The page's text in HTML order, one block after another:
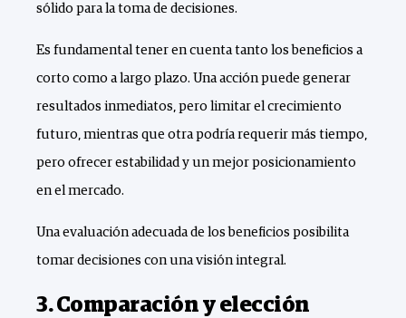
sólido para la toma de decisiones.
Es fundamental tener en cuenta tanto los beneficios a
corto como a largo plazo. Una acción puede generar
resultados inmediatos, pero limitar el crecimiento
futuro, mientras que otra podría requerir más tiempo,
pero ofrecer estabilidad y un mejor posicionamiento
en el mercado.
Una evaluación adecuada de los beneficios posibilita
tomar decisiones con una visión integral.
3. Comparación y elección